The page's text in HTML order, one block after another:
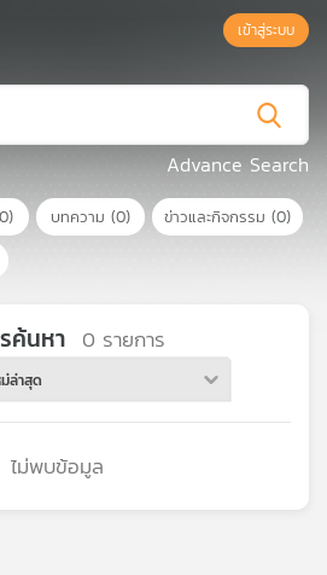
เข้าสู่ระบบ
Advance Search
บทความ (0) ข่าวและกิจกรรม (0)
ค้นหา 0 รายการ
ล่าสุด
ไม่พบข้อมูล